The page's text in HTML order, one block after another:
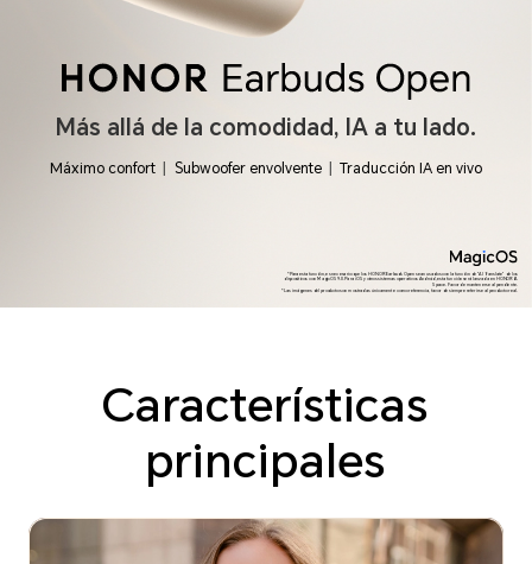
Más allá de la comodidad, IA a tu lado.
Máximo confort Subwoofer envolvente Traducción IA en vivo
*Para esta función, es necesario que los HONOR Earbuds Open sean usados con la función de "AI Translate" de los
dispositivos con MagicOS 9.0. Para iOS y otros sistemas operativos Android, esta función será lanzada en HONOR IA
Space. Favor de mantenerse al pendiente.
*Las imágenes del producto son mostradas únicamente como referencia, favor de siempre referirse al producto real.
Características
principales